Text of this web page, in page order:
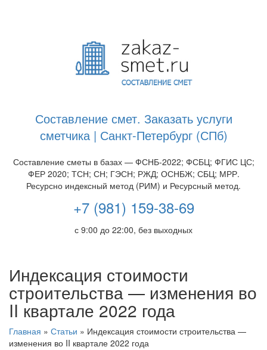
Составление смет. Заказать услуги
сметчика | Санкт-Петербург (СПб)
Составление сметы в базах — ФСНБ-2022; ФСБЦ; ФГИС ЦС;
ФЕР 2020; ТСН; СН; ГЭСН; РЖД; ОСНБЖ; СБЦ; МРР.
Ресурсно индексный метод (РИМ) и Ресурсный метод.
+7 (981) 159-38-69
с 9:00 до 22:00, без выходных
Индексация стоимости
строительства — изменения во
II квартале 2022 года
Главная » Статьи » Индексация стоимости строительства —
изменения во II квартале 2022 года